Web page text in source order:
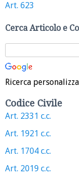
Art. 623
Cerca Articolo e
Ricerca
Codice Civile
Art. 2331 c.c.
Art. 1921 c.c.
Art. 1704 c.c.
Art. 2019 c.c.